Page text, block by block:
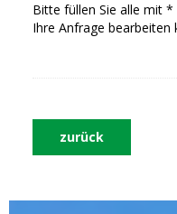
Bitte füllen Sie alle mit
Ihre Anfrage bearbeiten
zurück